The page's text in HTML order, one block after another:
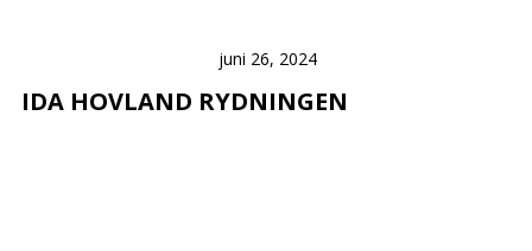
juni 26, 2024
IDA HOVLAND RYDNINGEN